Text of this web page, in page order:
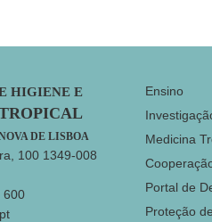
HIGIENE E
DE LISBOA
100 1349-008
600
Ensino
Medicina
Portal de
Proteção